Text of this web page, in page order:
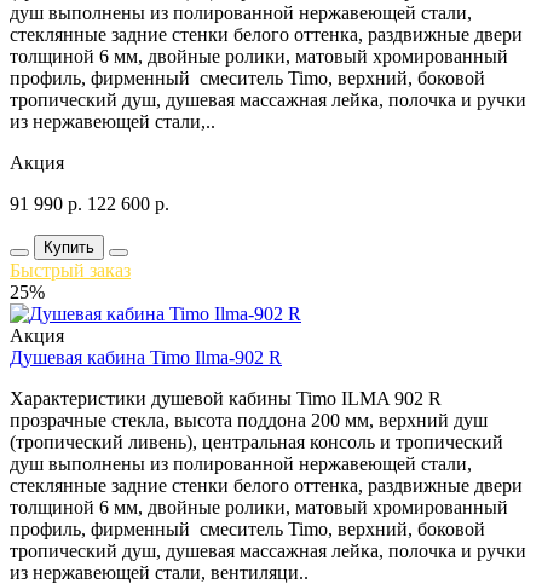
душ выполнены из полированной нержавеющей стали,
стеклянные задние стенки белого оттенка, раздвижные двери
толщиной 6 мм, двойные ролики, матовый хромированный
профиль, фирменный смеситель Timo, верхний, боковой
тропический душ, душевая массажная лейка, полочка и ручки
из нержавеющей стали,..
Акция
91 990 р. 122 600 р.
Купить
Быстрый заказ
25%
Акция
Душевая кабина Timo Ilma-902 R
Характеристики душевой кабины Timo ILMA 902 R
прозрачные стекла, высота поддона 200 мм, верхний душ
(тропический ливень), центральная консоль и тропический
душ выполнены из полированной нержавеющей стали,
стеклянные задние стенки белого оттенка, раздвижные двери
толщиной 6 мм, двойные ролики, матовый хромированный
профиль, фирменный смеситель Timo, верхний, боковой
тропический душ, душевая массажная лейка, полочка и ручки
из нержавеющей стали, вентиляци..